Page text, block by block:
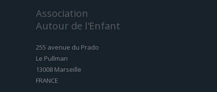
Association
Autour de l'Enfant
255 avenue du Prado
Le Pullman
13008 Marseille
FRANCE